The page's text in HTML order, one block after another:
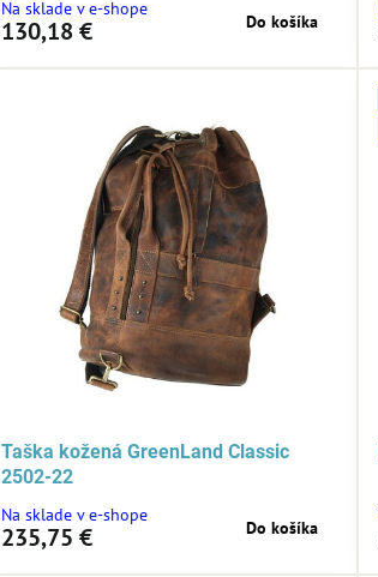
Na sklade v e-shope
130,18 € Do košíka
Taška kožená GreenLand Classic
2502-22
Na sklade v e-shope
235,75 € Do košíka